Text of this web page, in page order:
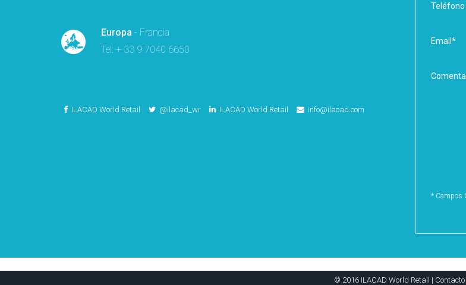
Europa - Francia
Tel: + 33 9 7040 6650
ILACAD World Retail @ilacad_wr ILACAD World Retail info@ilacad.com
Teléfono
Email *
* Campos
© 2016 ILACAD World Retail | Contacto